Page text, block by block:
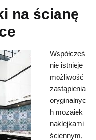
na ścianę
Współcześ
nie istnieje
możliwość
zastąpienia
oryginalnyc
h mozaiek
naklejkami
ściennym,